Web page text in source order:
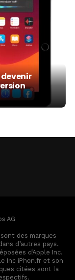
AG
des marques
d’autres pays.
d’Apple Inc.
Inc iPhon.fr et son
citées sont la